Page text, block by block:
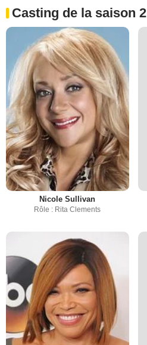
Casting de la saison 2
Nicole Sullivan
Rôle : Rita Clements